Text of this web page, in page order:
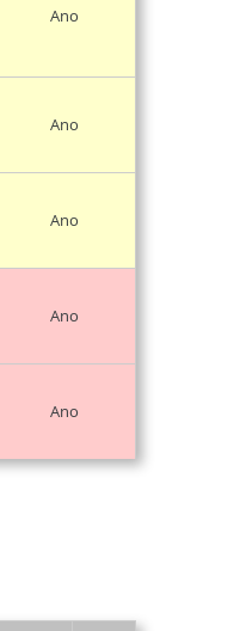
Ano
Ano
Ano
Ano
Ano